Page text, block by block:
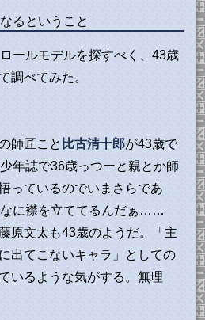
るということ
ールモデルを探すべく、43歳
調べてみた。
師匠こと 比古清十郎が43歳で
年誌で36歳っつーと親とか師
っているのでいまさらであ
に襟を立ててるんだぁ……
原文太も43歳のようだ。「主
出てこないキャラ」としての
いるような気がする。無理